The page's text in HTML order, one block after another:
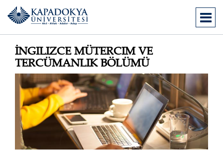
İNGILIZCE MÜTERCIM VE
TERCÜMANLIK BÖLÜMÜ